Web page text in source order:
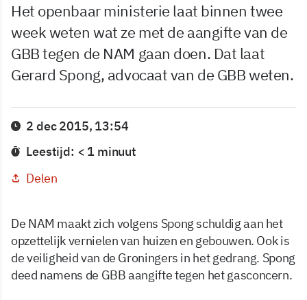
Het openbaar ministerie laat binnen twee
week weten wat ze met de aangifte van de
GBB tegen de NAM gaan doen. Dat laat
Gerard Spong, advocaat van de GBB weten.
2 dec 2015, 13:54
Leestijd: < 1 minuut
Delen
De NAM maakt zich volgens Spong schuldig aan het
opzettelijk vernielen van huizen en gebouwen. Ook is
de veiligheid van de Groningers in het gedrang. Spong
deed namens de GBB aangifte tegen het gasconcern.